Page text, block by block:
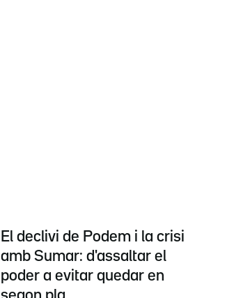
El declivi de Podem i la crisi
amb Sumar: d'assaltar el
poder a evitar quedar en